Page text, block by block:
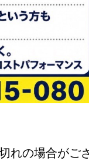
れの場合がご